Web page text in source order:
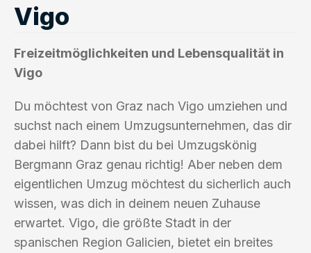
Vigo
Freizeitmöglichkeiten und Lebensqualität in
Vigo
Du möchtest von Graz nach Vigo umziehen und
suchst nach einem Umzugsunternehmen, das dir
dabei hilft? Dann bist du bei Umzugskönig
Bergmann Graz genau richtig! Aber neben dem
eigentlichen Umzug möchtest du sicherlich auch
wissen, was dich in deinem neuen Zuhause
erwartet. Vigo, die größte Stadt in der
spanischen Region Galicien, bietet ein breites